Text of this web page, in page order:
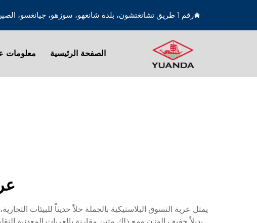
رقم 1 طريق تشانغتشون، بلدة شانغهو، سوزهو، جيانغسو، الصين
الصفحة الرئيسية معلومات
يمثل عربة التسوق البلاستيكية بالجملة حلاً حديثاً للبيئات